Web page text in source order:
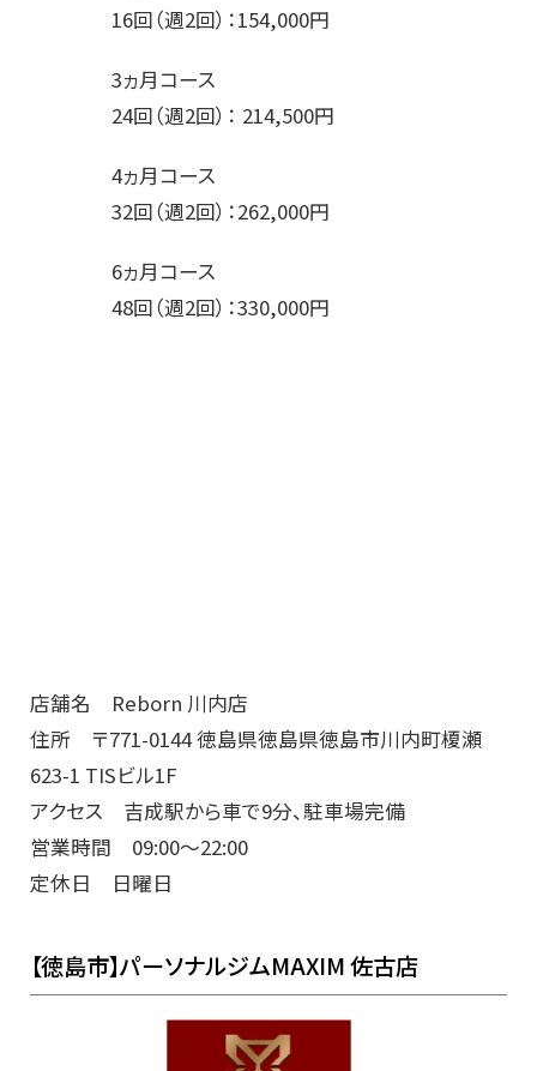
16回（週2回）：154,000円
3ヵ月コース
24回（週2回）： 214,500円
4ヵ月コース
32回（週2回）：262,000円
6ヵ月コース
48回（週2回）：330,000円
店舗名 Reborn 川内店
住所 〒771-0144 徳島県徳島県徳島市川内町榎瀬
623-1 TISビル1F
アクセス 吉成駅から車で9分、駐車場完備
営業時間 09:00～22:00
定休日 日曜日
【徳島市】パーソナルジムMAXIM 佐古店